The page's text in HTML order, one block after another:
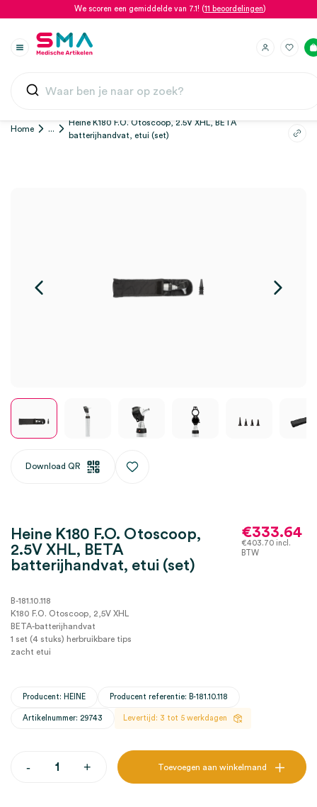
We scoren een gemiddelde van 7.1! (11 beoordelingen)
Home ...
Heine K180 F.O. Otoscoop, 2.5V XHL, BETA
batterijhandvat, etui (set)
Download QR
Heine K180 F.O. Otoscoop,
2.5V XHL, BETA
batterijhandvat, etui (set)
€333.64
€403.70incl.
BTW
B-181.10.118
K180 F.O. Otoscoop, 2,5V XHL
BETA-batterijhandvat
1 set (4 stuks) herbruikbare tips
zacht etui
Producent: HEINE Producent referentie: B-181.10.118
Artikelnummer: 29743 Levertijd: 3 tot 5 werkdagen
- + Toevoegen aan winkelmand